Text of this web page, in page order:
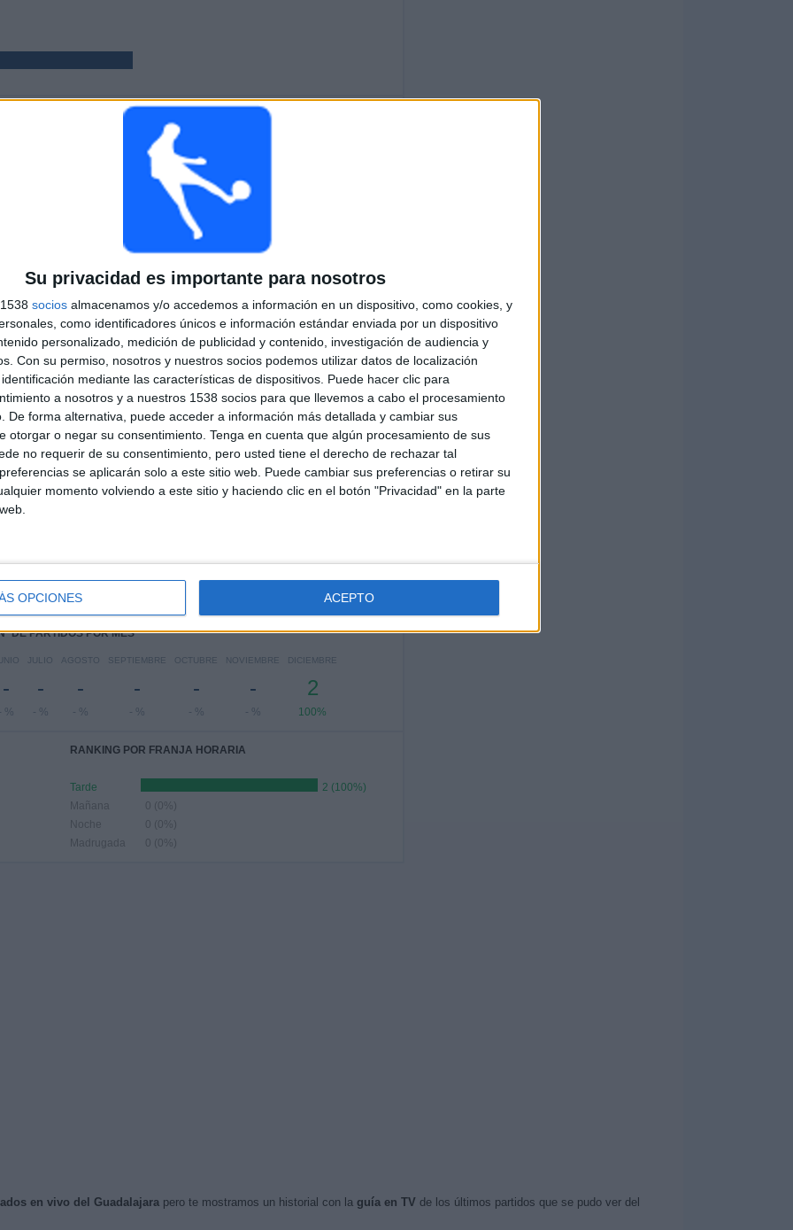
Su privacidad es importante para nosotros
socios almacenamos y/o accedemos a información en un dispositivo, como cookies, y
como identificadores únicos e información estándar enviada por un dispositivo
personalizado, medición de publicidad y contenido, investigación de audiencia y
Con su permiso, nosotros y nuestros socios podemos utilizar datos de localización
mediante las características de dispositivos. Puede hacer clic para
a nosotros y a nuestros 1538 socios para que llevemos a cabo el procesamiento
De forma alternativa, puede acceder a información más detallada y cambiar sus
otorgar o negar su consentimiento. Tenga en cuenta que algún procesamiento de sus
no requerir de su consentimiento, pero usted tiene el derecho de rechazar tal
se aplicarán solo a este sitio web. Puede cambiar sus preferencias o retirar su
momento volviendo a este sitio y haciendo clic en el botón "Privacidad" en la parte
OPCIONES ACEPTO
SIN PARTIDO
GRATUÍTO
PARTIDOS
CONSECUTIVOS
DE PAGO
100%
2
RIVALES
1
VS Elche
1
COMPETICIONES
RANKING POR COMPETICIONES
Copa del Rey 2 (100%)
Ver ranking completo
POR DÍA DE LA SEMANA
-
- %
- - -
DE PARTIDOS POR MES
-
- %
JULIO
-
- %
AGOSTO
-
- %
SEPTIEMBRE
-
- %
OCTUBRE
-
- %
NOVIEMBRE
-
- %
DICIEMBRE
2
100%
RANKING POR FRANJA HORARIA
Tarde
2 (100%)
Mañana
0 (0%)
Noche
0 (0%)
Madrugada
0 (0%)
en vivo del Guadalajarapero te mostramos un historial con la guía en TV de los últimos partidos que se pudo ver del